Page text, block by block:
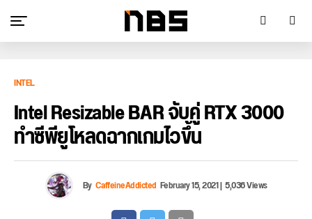
INTEL
Intel Resizable BAR จับคู่ RTX 3000
ทำซีพียูโหลดฉากเกมไวขึ้น
By CaffeineAddicted February 15, 2021|5,036 Views